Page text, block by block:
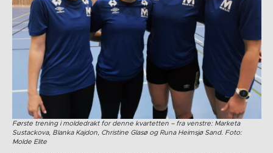
Første trening i moldedrakt for denne kvartetten – fra venstre: Marketa
Sustackova, Blanka Kajdon, Christine Glasø og Runa Heimsjø Sand. Foto:
Molde Elite